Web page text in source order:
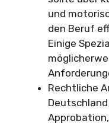
und
den Beruf
Einige
Rechtliche